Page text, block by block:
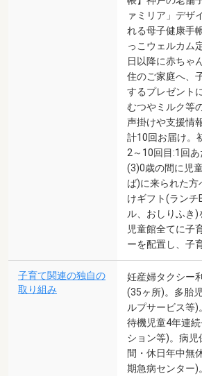
ァミリア」デザ
れる母子健康手
っこウェルカム
日以降に赤ちゃ
住のご家庭へ、
するプレゼント
むつやミルク等
声掛けや支援情
計10回お届け。
2～10回目:1回あ
(3)0歳の間に児
ば)に来られた
けギフト(ランチ
ル、おしりふき)
児童館全てに子
ーを配置し、子
子育て関連の独自の
取り組み
妊産婦タクシー
(35ヶ所)。多胎
ルプサービス等
待機児童4年連
ション等)。病
間・休日年中無
期急病センター)